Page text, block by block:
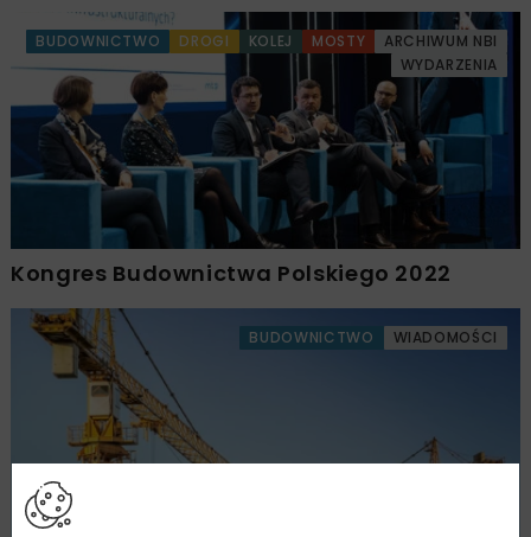
BUDOWNICTWO DROGI KOLEJ MOSTY
ARCHIWUM NBI
WYDARZENIA
Kongres Budownictwa Polskiego 2022
BUDOWNICTWO WIADOMOŚCI